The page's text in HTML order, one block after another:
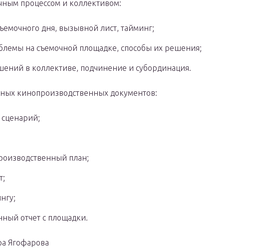
процессом и коллективом:
дня, вызывной лист, тайминг;
на съемочной площадке, способы их решения;
в коллективе, подчинение и субординация.
кинопроизводственных документов:
план;
отчет с площадки.
Ягофарова